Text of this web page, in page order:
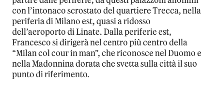
con l’intonaco scrostato del quartiere Trecca, nella
periferia di Milano est, quasi a ridosso
dell’aeroporto di Linate. Dalla periferie est,
Francesco si dirigerà nel centro più centro della
“Milan col cour in man”, che riconosce nel Duomo e
nella Madonnina dorata che svetta sulla città il suo
punto di riferimento.